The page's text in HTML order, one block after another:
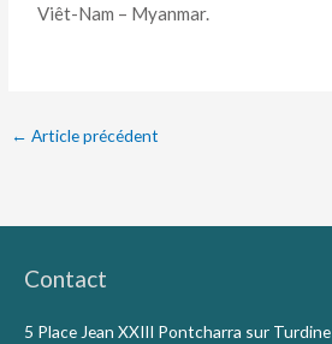
Viêt-Nam – Myanmar.
← Article précédent
Contact
5 Place Jean XXIII Pontcharra sur Turdine